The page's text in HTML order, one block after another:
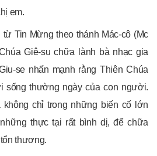
em.
Tin Mừng theo thánh Mác-cô (Mc
Giê-su chữa lành bà nhạc gia
se nhấn mạnh rằng Thiên Chúa
sống thường ngày của con người.
chỉ trong những biến cố lớn
thực tại rất bình dị, để chữa
thương.